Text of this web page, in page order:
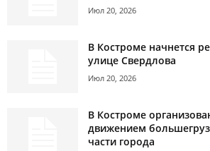
Июл 20, 2026
В Костроме начнется
улице Свердлова
Июл 20, 2026
В Костроме
движением
части города